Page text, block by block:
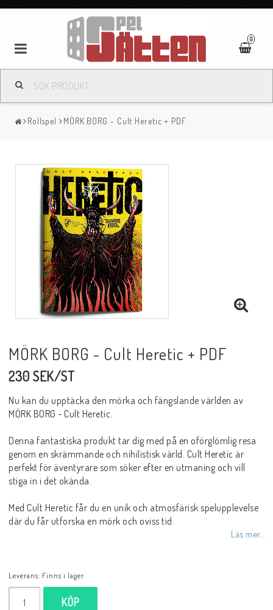
0
Rollspel MÖRK BORG - Cult Heretic + PDF
MÖRK BORG - Cult Heretic + PDF
230 SEK/ST
Nu kan du upptäcka den mörka och fängslande världen av
MÖRK BORG - Cult Heretic.
Denna fantastiska produkt tar dig med på en oförglömlig resa
genom en skrämmande och nihilistisk värld. Cult Heretic är
perfekt för äventyrare som söker efter en utmaning och vill
stiga in i det okända.
Med Cult Heretic får du en unik och atmosfärisk spelupplevelse
där du får utforska en mörk och oviss tid.
Läs mer...
Leverans: Finns i lager.
KÖP